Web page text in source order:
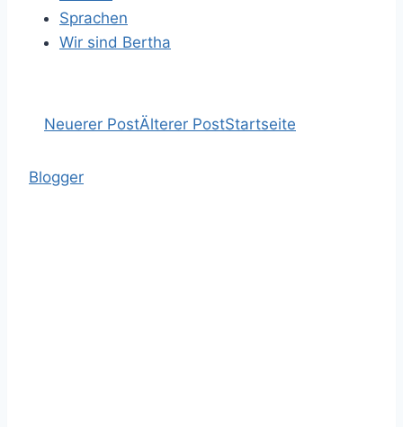
Sprachen
Wir sind Bertha
Neuerer PostÄlterer PostStartseite
Blogger